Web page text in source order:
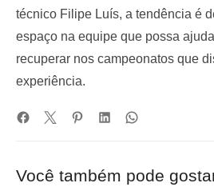
técnico Filipe Luís, a tendência é
espaço na equipe que possa
recuperar nos campeonatos que
experiência.
Você também pode